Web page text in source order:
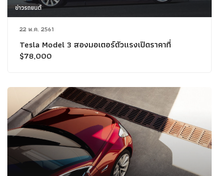
ข่าวรถยนต์
22 พ.ค. 2561
Tesla Model 3 สองมอเตอร์ตัวแรงเปิดราคาที่
$78,000